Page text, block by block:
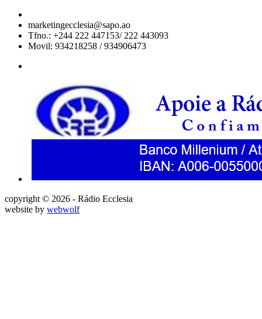
marketingecclesia@sapo.ao
Tfno.: +244 222 447153/ 222 443093
Movil: 934218258 / 934906473
copyright © 2026 - Rádio Ecclesia
website by webwolf